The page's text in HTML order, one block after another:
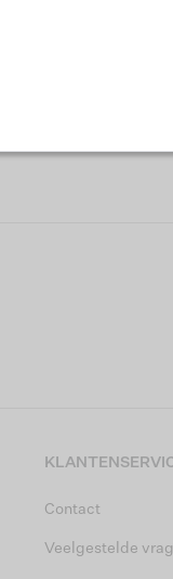
Contact
Veelgestelde